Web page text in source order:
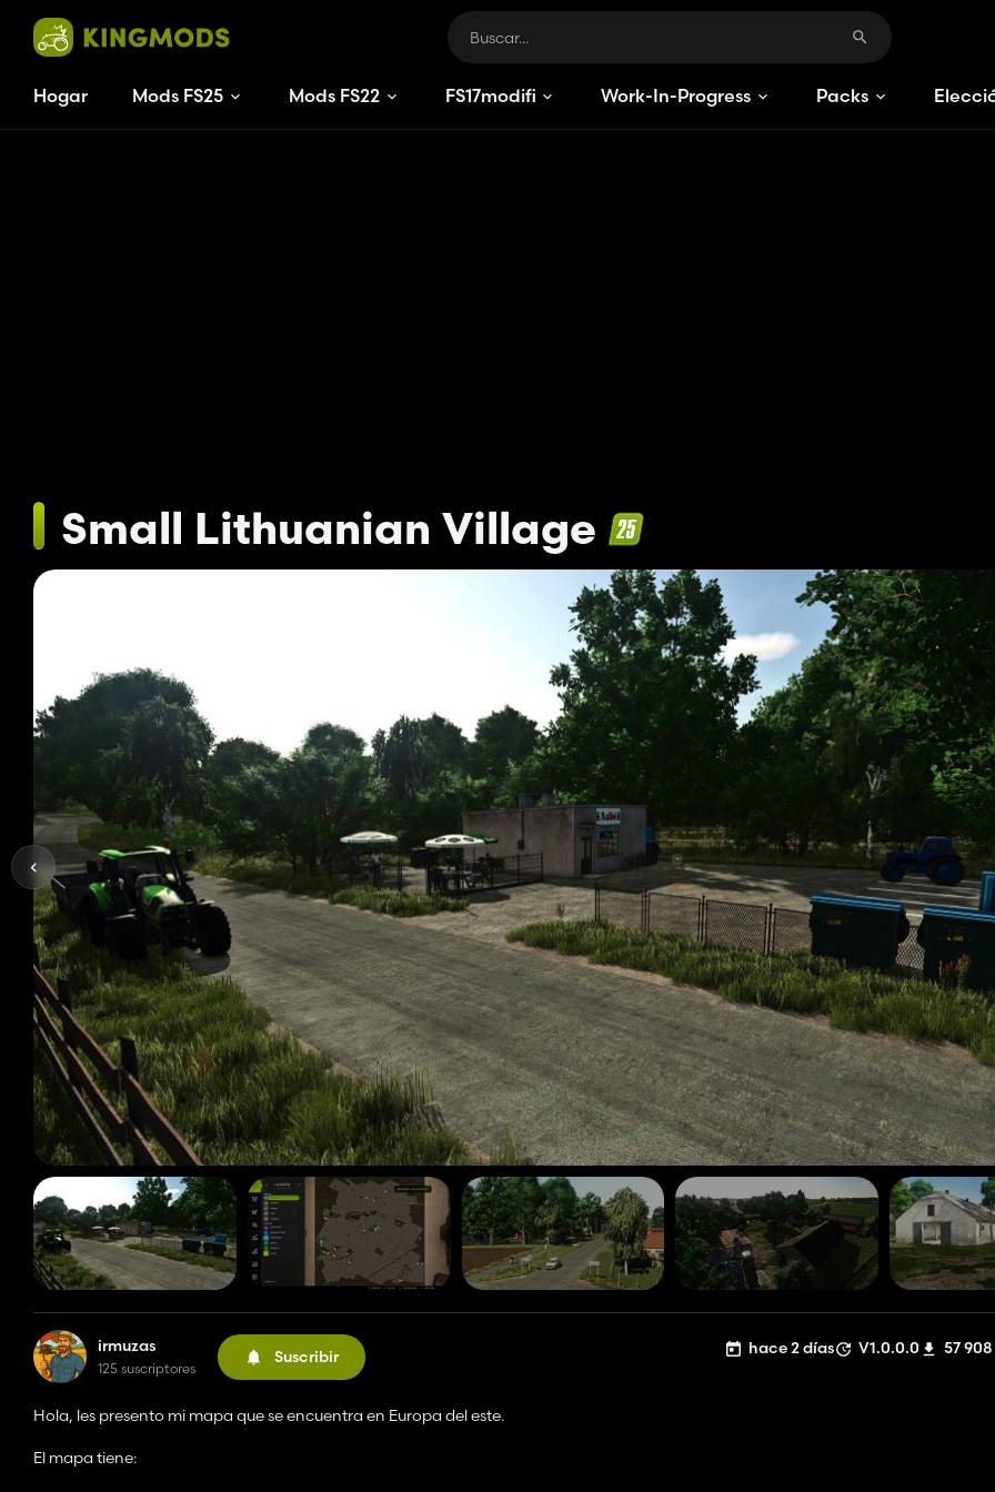
Hogar Mods FS25 Mods FS22 FS17modificacionesWork-In-Progress Packs
Small Lithuanian Village
irmuzas
125 suscriptores
Suscribir hace 2 días V1.0.0.0 57 908
Hola, les presento mi mapa que se encuentra en Europa del este.
El mapa tiene: